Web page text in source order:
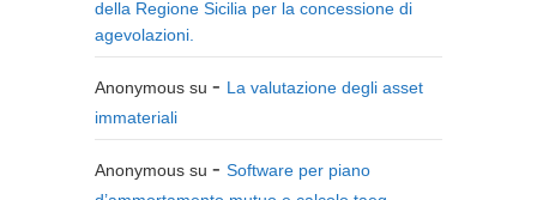
della Regione Sicilia per la concessione di
agevolazioni.
Anonymous su
La valutazione degli asset
immateriali
Anonymous su
Software per piano